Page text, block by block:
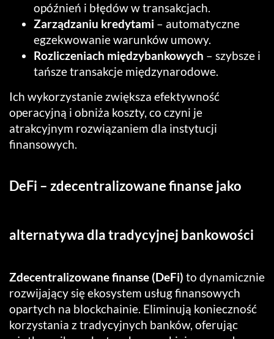
opóźnień i błędów w transakcjach.
Zarządzaniu kredytami – automatyczne
egzekwowanie warunków umowy.
Rozliczeniach międzybankowych – szybsze i
tańsze transakcje międzynarodowe.
Ich wykorzystanie zwiększa efektywność
operacyjną i obniża koszty, co czyni je
atrakcyjnym rozwiązaniem dla instytucji
finansowych.
DeFi – zdecentralizowane finanse jako
alternatywa dla tradycyjnej bankowości
Zdecentralizowane finanse (DeFi) to dynamicznie
rozwijający się ekosystem usług finansowych
opartych na blockchainie. Eliminują konieczność
korzystania z tradycyjnych banków, oferując